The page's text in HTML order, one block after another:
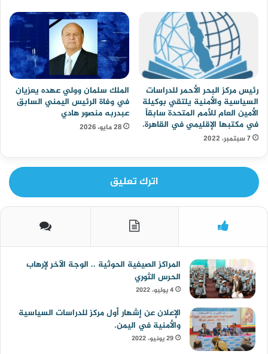
رئيس مركز البحر الأحمر للدراسات
السياسية والأمنية يلتقي بوكيلة
الأمين العام للأمم المتحدة سابقاً
في مكتبها الإقليمي في القاهرة.
7 سبتمبر، 2022
الملك سلمان وولي عهده يعزيان
في وفاة الرئيس اليمني السابق
عبدربه منصور هادي
28 مايو، 2026
اترك تعليق
المراكز الصيفية الحوثية .. الوجة الآخر لإرهاب
الحرس الثوري
4 يوليو، 2022
الإعلان عن إشهار أول مركز للدراسات السياسية
والأمنية في اليمن.
29 يونيو، 2022